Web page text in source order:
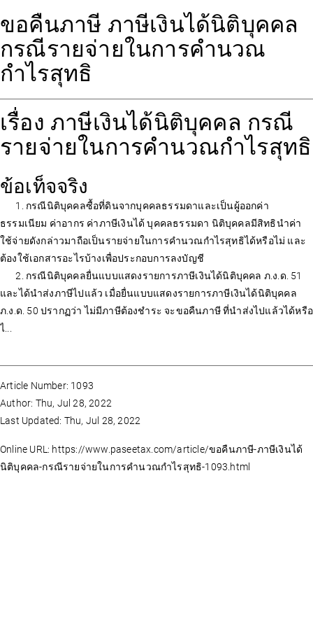
ขอคืนภาษี ภาษีเงินได้นิติบุคคล
กรณีรายจ่ายในการคำนวณ
กำไรสุทธิ
เรื่อง ภาษีเงินได้นิติบุคคล กรณี
รายจ่ายในการคำนวณกำไรสุทธิ
ข้อเท็จจริง
1. กรณีนิติบุคคลซื้อที่ดินจากบุคคลธรรมดาและเป็นผู้ออกค่า
ธรรมเนียม ค่าอากร ค่าภาษีเงินได้ บุคคลธรรมดา นิติบุคคลมีสิทธินำค่า
ใช้จ่ายดังกล่าวมาถือเป็นรายจ่ายในการคำนวณกำไรสุทธิได้หรือไม่ และ
ต้องใช้เอกสารอะไรบ้างเพื่อประกอบการลงบัญชี
2. กรณีนิติบุคคลยื่นแบบแสดงรายการภาษีเงินได้นิติบุคคล ภ.ง.ด. 51
และได้นำส่งภาษีไปแล้ว เมื่อยื่นแบบแสดงรายการภาษีเงินได้นิติบุคคล
ภ.ง.ด. 50 ปรากฏว่า ไม่มีภาษีต้องชำระ จะขอคืนภาษี ที่นำส่งไปแล้วได้หรือ
ไ...
Article Number: 1093
Author: Thu, Jul 28, 2022
Last Updated: Thu, Jul 28, 2022
Online URL: https://www.paseetax.com/article/ขอคืนภาษี-ภาษีเงินได้
นิติบุคคล-กรณีรายจ่ายในการคำนวณกำไรสุทธิ-1093.html